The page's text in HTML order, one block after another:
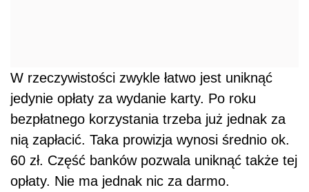
W rzeczywistości zwykle łatwo jest uniknąć
jedynie opłaty za wydanie karty. Po roku
bezpłatnego korzystania trzeba już jednak za
nią zapłacić. Taka prowizja wynosi średnio ok.
60 zł. Część banków pozwala uniknąć także tej
opłaty. Nie ma jednak nic za darmo.